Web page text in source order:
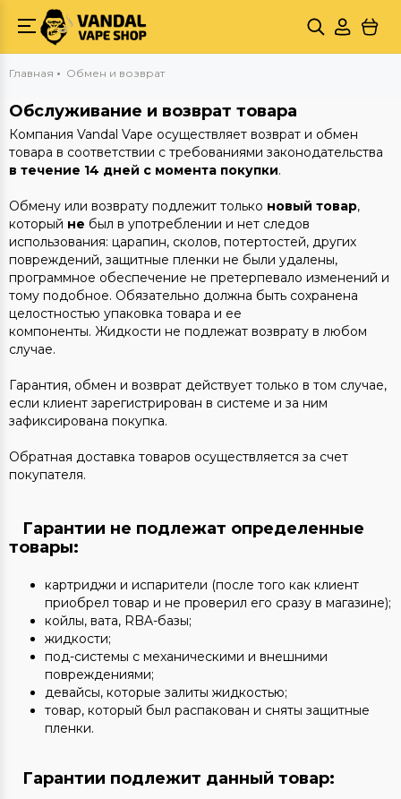
Главная Обмен и возврат
Обслуживание и возврат товара
Компания Vandal Vape осуществляет возврат и обмен
товара в соответствии с требованиями законодательства
в течение 14 дней с момента покупки.
Обмену или возврату подлежит только новый товар,
который не был в употреблении и нет следов
использования: царапин, сколов, потертостей, других
повреждений, защитные пленки не были удалены,
программное обеспечение не претерпевало изменений и
тому подобное. Обязательно должна быть сохранена
целостностью упаковка товара и ее
компоненты. Жидкости не подлежат возврату в любом
случае.
Гарантия, обмен и возврат действует только в том случае,
если клиент зарегистрирован в системе и за ним
зафиксирована покупка.
Обратная доставка товаров осуществляется за счет
покупателя.
Гарантии не подлежат определенные
товары:
картриджи и испарители (после того как клиент
приобрел товар и не проверил его сразу в магазине);
койлы, вата, RBA-базы;
жидкости;
под-системы с механическими и внешними
повреждениями;
девайсы, которые залиты жидкостью;
товар, который был распакован и сняты защитные
пленки.
Гарантии подлежит данный товар: